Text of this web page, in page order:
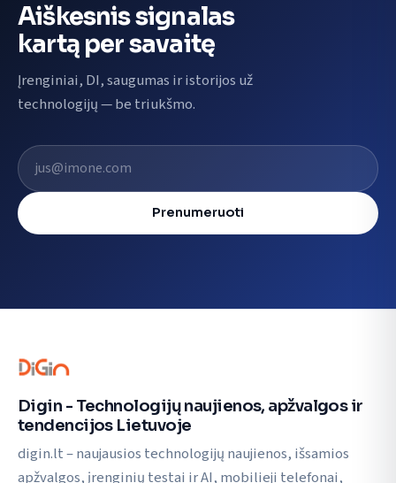
Aiškesnis signalas
kartą per savaitę
Įrenginiai, DI, saugumas ir istorijos už
technologijų — be triukšmo.
El. pašto adresas
Prenumeruoti
Digin - Technologijų naujienos, apžvalgos ir
tendencijos Lietuvoje
digin.lt – naujausios technologijų naujienos, išsamios
apžvalgos, įrenginių testai ir AI, mobilieji telefonai,